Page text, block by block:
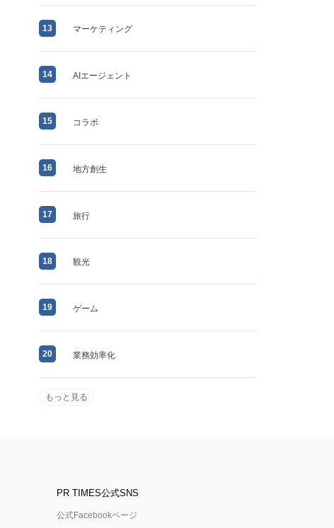
13 マーケティング
14 AIエージェント
15 コラボ
16 地方創生
17 旅行
18 観光
19 ゲーム
20 業務効率化
もっと見る
PR TIMES公式SNS
公式Facebookページ